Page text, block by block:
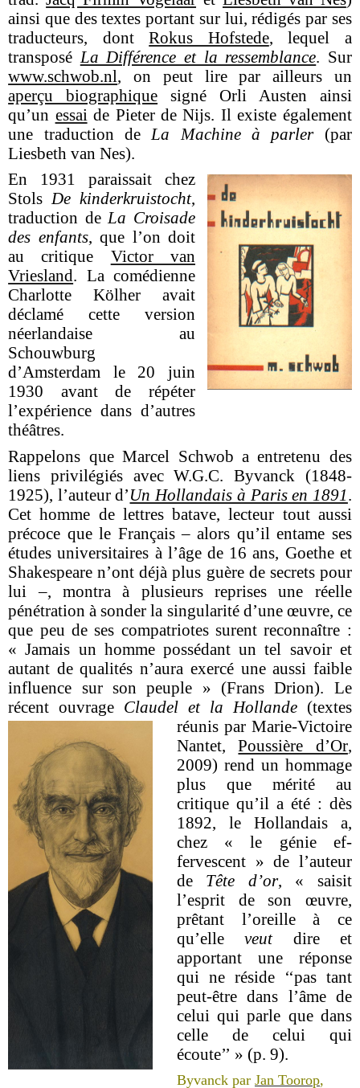
ainsi que des textes portant sur lui, rédigés par ses
traducteurs, dontRokus Hofstede, lequel a
transposéLa Différence et la ressemblance. Sur
www.schwob.nl, on peut lire par ailleurs un
aperçu biographique signé Orli Austen ainsi
qu’un essaide Pieter de Nijs. Il existe également
une traduction deLa Machine à parler(par
Liesbeth van Nes).
En 1931 paraissait chez
StolsDe kinderkruistocht,
traduction deLa Croisade
des enfants, que l’on doit
au critique Victor van
Vriesland. La comédienne
Charlotte Kölher avait
déclamé cette version
néerlandaise au
Schouwburg
d’Amsterdam le 20 juin
1930 avant de répéter
l’expérience dans d’autres
théâtres.
Rappelons que Marcel Schwob a entretenu des
liens privilégiés avec W.G.C. Byvanck (1848-
1925), l’auteur d’Un Hollandais à Paris en 1891.
Cet homme de lettres batave, lecteur tout aussi
précoce que le Français – alors qu’il entame ses
études universitaires à l’âge de 16 ans, Goethe et
Shakespeare n’ont déjà plus guère de secrets pour
lui –, montra à plusieurs reprises une réelle
pénétration à sonder la singularité d’une œuvre, ce
que peu de ses compatriotes surent reconnaître :
« Jamais un homme possédant un tel savoir et
autant de qualités n’aura exercé une aussi faible
influence sur son peuple » (Frans Drion). Le
récent ouvrage Claudel et la Hollande(textes
réunis par Marie-Victoire
Nantet,Poussière d’Or,
2009) rend un hommage
plus que mérité au
critique qu’il a été : dès
1892, le Hollandais a,
chez « le génie ef-
fervescent » de l’auteur
de Tête d’or, « saisit
l’esprit de son œuvre,
prêtant l’oreille à ce
qu’elleveutdire et
apportant une réponse
qui ne réside ‘‘pas tant
peut-être dans l’âme de
celui qui parle que dans
celle de celui qui
écoute’’ » (p. 9).
Byvanck par Jan Toorop,